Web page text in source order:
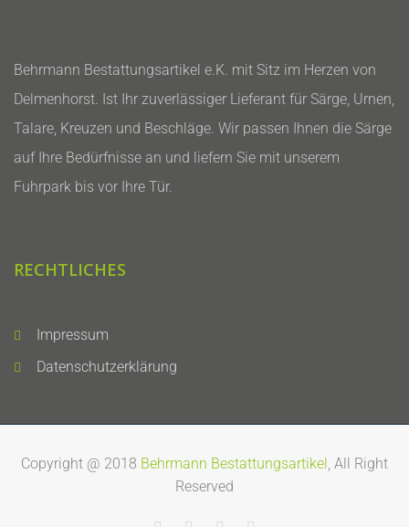
Behrmann Bestattungsartikel e.K. mit Sitz im Herzen von
Delmenhorst. Ist Ihr zuverlässiger Lieferant für Särge, Urnen,
Talare, Kreuzen und Beschläge. Wir passen Ihnen die Särge
auf Ihre Bedürfnisse an und liefern Sie mit unserem
Fuhrpark bis vor Ihre Tür.
RECHTLICHES
Impressum
Datenschutzerklärung
Copyright @ 2018 Behrmann Bestattungsartikel , All Right
Reserved